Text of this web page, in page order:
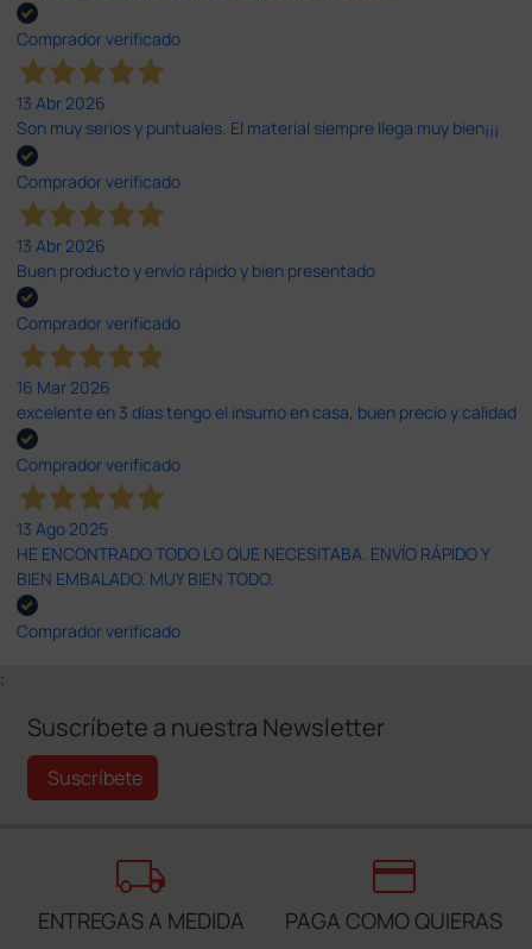
Comprador verificado
13 Abr 2026
Son muy serios y puntuales. El material siempre llega muy bien¡¡¡
Comprador verificado
13 Abr 2026
Buen producto y envío rápido y bien presentado
Comprador verificado
16 Mar 2026
excelente en 3 días tengo el insumo en casa, buen precio y calidad
Comprador verificado
13 Ago 2025
HE ENCONTRADO TODO LO QUE NECESITABA. ENVÍO RÁPIDO Y
BIEN EMBALADO. MUY BIEN TODO.
Comprador verificado
;
Suscríbete a nuestra Newsletter
Suscríbete
local_shipping
ENTREGAS A MEDIDA
credit_card
PAGA COMO QUIERAS